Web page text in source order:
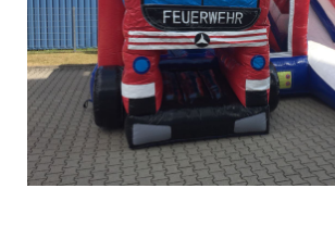
Jahreskonzert 2017
Oktoberfestkonzert 2018
Jahreskonzert 2019
Benefizkonzert 2021